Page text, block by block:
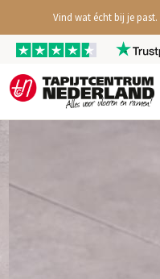
Vind wat écht bij je past.